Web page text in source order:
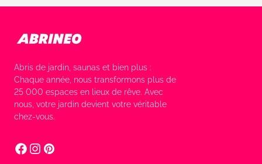
Abris de jardin, saunas et bien plus :
Chaque année, nous transformons plus de
25 000 espaces en lieux de rêve. Avec
nous, votre jardin devient votre véritable
chez-vous.